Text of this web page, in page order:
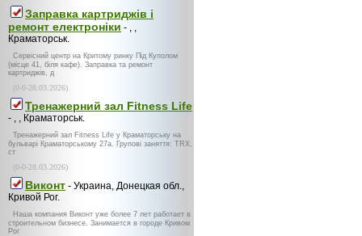
Заправка картриджів і
ремонт електроніки - , ,
Краматорськ.
Сервісний центр на Критому ринку Під Куполом
(місце 41, біля кафе). Заправка та ремонт
картриджів, д
(0-0-28.03.2026)
Тренажерний зал Fitness Life
- , , Краматорськ.
Тренажерний зал Fitness Life у Краматорську на
бульварі Краматорському 27а. Групові заняття: TRX,
ст
(0-0-28.03.2026)
Виконт - Украина, Донецкая обл.,
Кривой Рог.
Наша компания Виконт уже более 7 лет работает в
строительном бизнесе. Занимается в городе Кривом
Рог